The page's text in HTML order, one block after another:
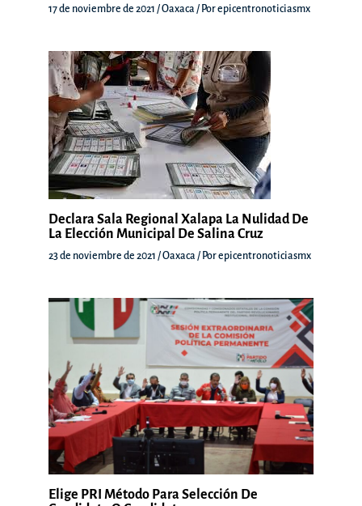
17 de noviembre de 2021 /Oaxaca / Porepicentronoticiasmx
Declara Sala Regional Xalapa La Nulidad De
La Elección Municipal De Salina Cruz
23 de noviembre de 2021 /Oaxaca / Porepicentronoticiasmx
Elige PRI Método Para Selección De